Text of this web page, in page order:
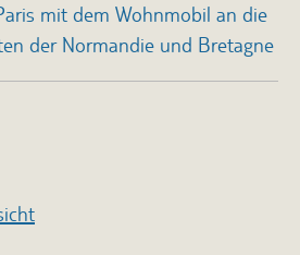
mit dem Wohnmobil an die
der Normandie und Bretagne